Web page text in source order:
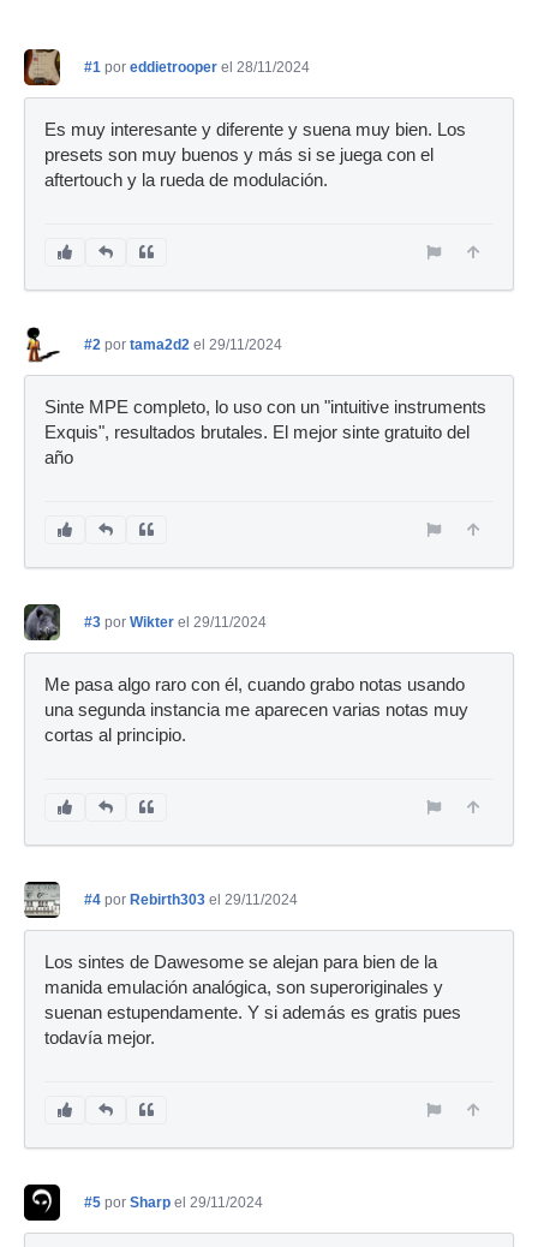
#1 por eddietrooper el 28/11/2024
Es muy interesante y diferente y suena muy bien. Los
presets son muy buenos y más si se juega con el
aftertouch y la rueda de modulación.
#2 por tama2d2 el 29/11/2024
Sinte MPE completo, lo uso con un "intuitive instruments
Exquis", resultados brutales. El mejor sinte gratuito del
año
#3 por Wikter el 29/11/2024
Me pasa algo raro con él, cuando grabo notas usando
una segunda instancia me aparecen varias notas muy
cortas al principio.
#4 por Rebirth303 el 29/11/2024
Los sintes de Dawesome se alejan para bien de la
manida emulación analógica, son superoriginales y
suenan estupendamente. Y si además es gratis pues
todavía mejor.
#5 por Sharp el 29/11/2024